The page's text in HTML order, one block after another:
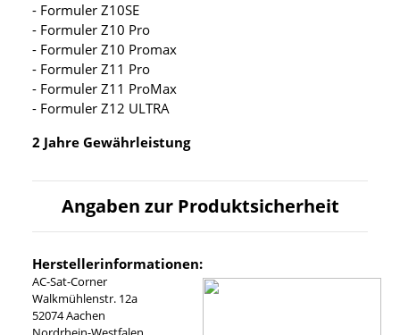
- Formuler Z10SE
- Formuler Z10 Pro
- Formuler Z10 Promax
- Formuler Z11 Pro
- Formuler Z11 ProMax
- Formuler Z12 ULTRA
2 Jahre Gewährleistung
Angaben zur Produktsicherheit
Herstellerinformationen:
AC-Sat-Corner
Walkmühlenstr. 12a
52074 Aachen